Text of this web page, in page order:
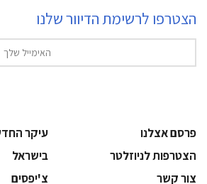
הצטרפו לרשימת הדיוור שלנו
פרסם אצלנו
עיקר
הצטרפות לניוזלטר
בישראל
צור קשר
צ'יפסים